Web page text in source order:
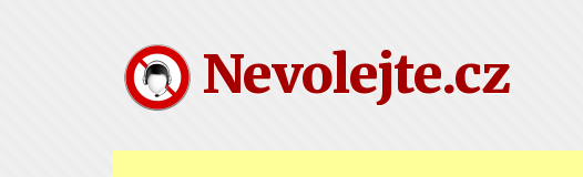
Nevolejte.cz